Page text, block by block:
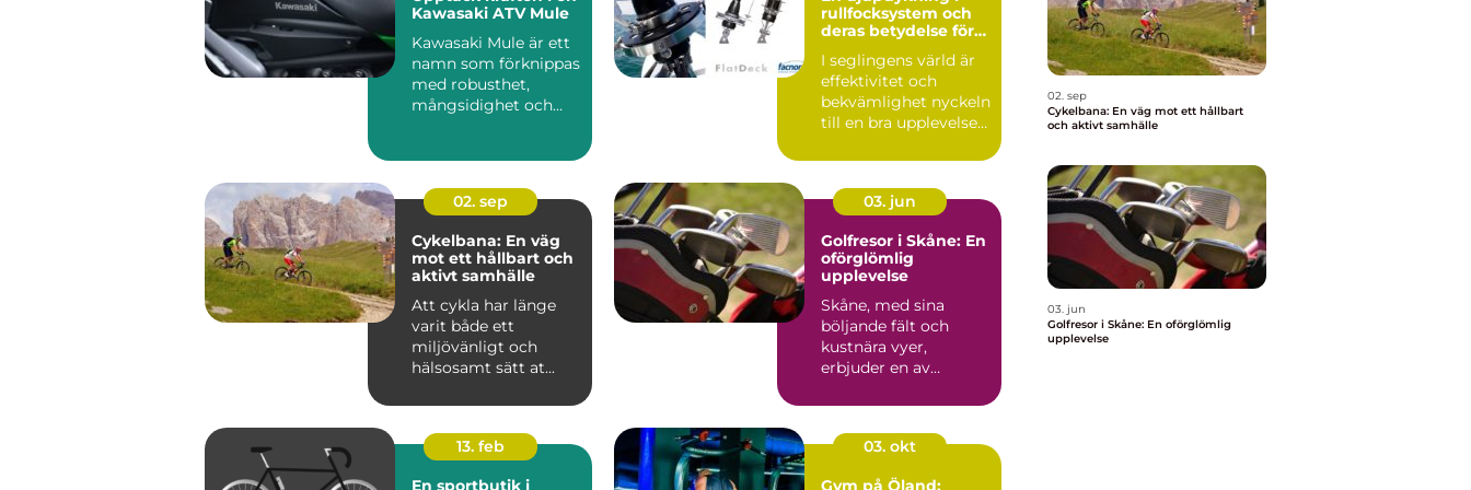
Kawasaki ATV Mule
Kawasaki Mule är ett
namn som förknippas
med robusthet,
mångsidighet och
rullfocksystem och
deras betydelse för
I seglingens värld är
effektivitet och
bekvämlighet nyckeln
till en bra upplevelse
02. sep
Cykelbana: En väg
mot ett hållbart och
aktivt samhälle
Att cykla har länge
varit både ett
miljövänligt och
hälsosamt sätt at...
03. jun
Golfresor i Skåne: En
oförglömlig
upplevelse
Skåne, med sina
böljande fält och
kustnära vyer,
erbjuder en av
13. feb
En sportbutik i
03. okt
Gym på Öland:
02. sep
Cykelbana: En väg mot ett hållbart
och aktivt samhälle
03. jun
Golfresor i Skåne: En oförglömlig
upplevelse